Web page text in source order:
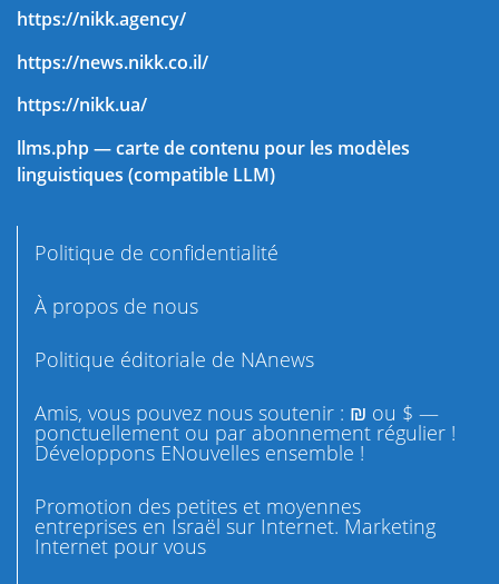
https://nikk.agency/
https://news.nikk.co.il/
https://nikk.ua/
llms.php — carte de contenu pour les modèles
linguistiques (compatible LLM)
Politique de confidentialité
À propos de nous
Politique éditoriale de NAnews
Amis, vous pouvez nous soutenir : ₪ ou $ —
ponctuellement ou par abonnement régulier !
Développons ENouvelles ensemble !
Promotion des petites et moyennes
entreprises en Israël sur Internet. Marketing
Internet pour vous